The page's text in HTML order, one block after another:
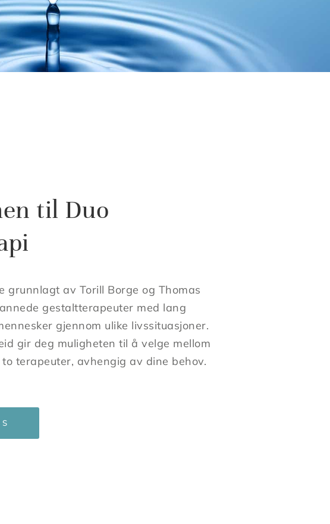
til Duo
grunnlagt av Torill Borge og Thomas
gestaltterapeuter med lang
gjennom ulike livssituasjoner.
gir deg muligheten til å velge mellom
terapeuter, avhengig av dine behov.